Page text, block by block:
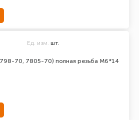
70, 7805-70) полная резьба М6*14
Ед. изм. шт.